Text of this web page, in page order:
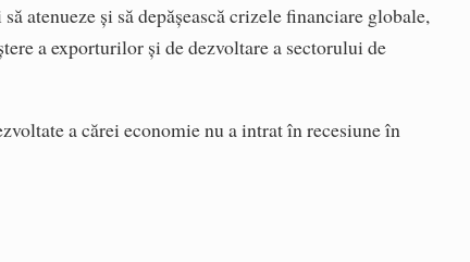
atenueze și să depășească crizele financiare globale,
a exporturilor și de dezvoltare a sectorului de
a cărei economie nu a intrat în recesiune în